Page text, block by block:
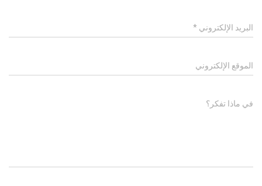
البريد الإلكتروني *
الموقع الإلكتروني
في ماذا تفكر؟